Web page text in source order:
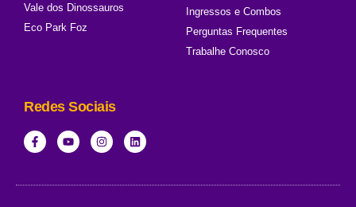
Vale dos Dinossauros
Eco Park Foz
Ingressos e Combos
Perguntas Frequentes
Trabalhe Conosco
Redes Sociais